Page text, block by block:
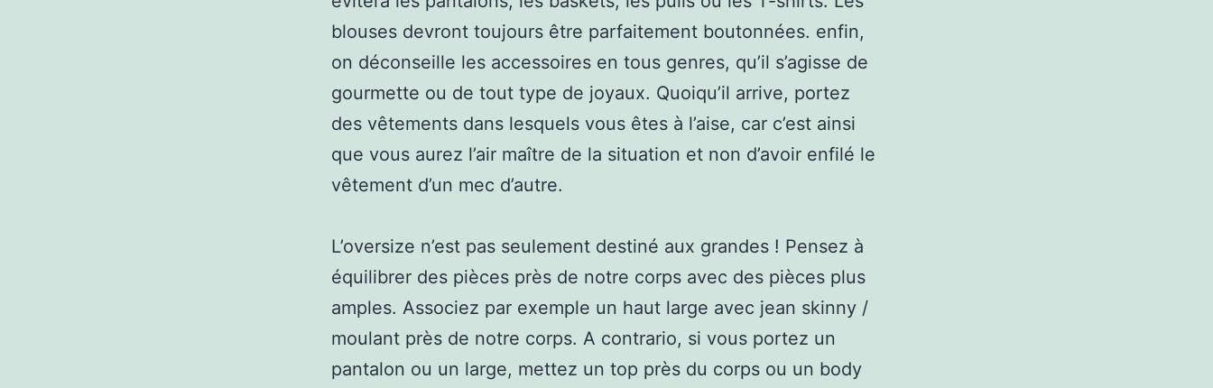
blouses devront toujours être parfaitement boutonnées. enfin,
on déconseille les accessoires en tous genres, qu’il s’agisse de
gourmette ou de tout type de joyaux. Quoiqu’il arrive, portez
des vêtements dans lesquels vous êtes à l’aise, car c’est ainsi
que vous aurez l’air maître de la situation et non d’avoir enfilé le
vêtement d’un mec d’autre.
L’oversize n’est pas seulement destiné aux grandes ! Pensez à
équilibrer des pièces près de notre corps avec des pièces plus
amples. Associez par exemple un haut large avec jean skinny /
moulant près de notre corps. A contrario, si vous portez un
pantalon ou un large, mettez un top près du corps ou un body